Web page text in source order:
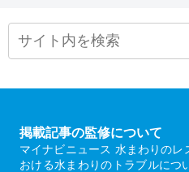
掲載記事の監修について
マイナビニュース 水まわりの
おける水まわりのトラブルにつ